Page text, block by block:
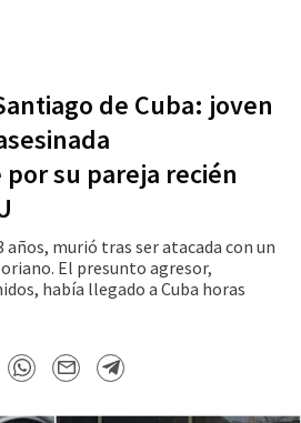
de Cuba: joven
su pareja recién
años, murió tras ser atacada con un
El presunto agresor,
había llegado a Cuba horas